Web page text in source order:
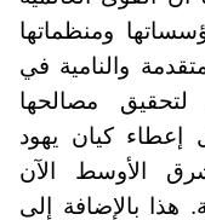
ومنظماتها
والنامية في
مصالحها
إعطاء كيان يهود
الأوسط الآن
هذا بالإضافة إلى